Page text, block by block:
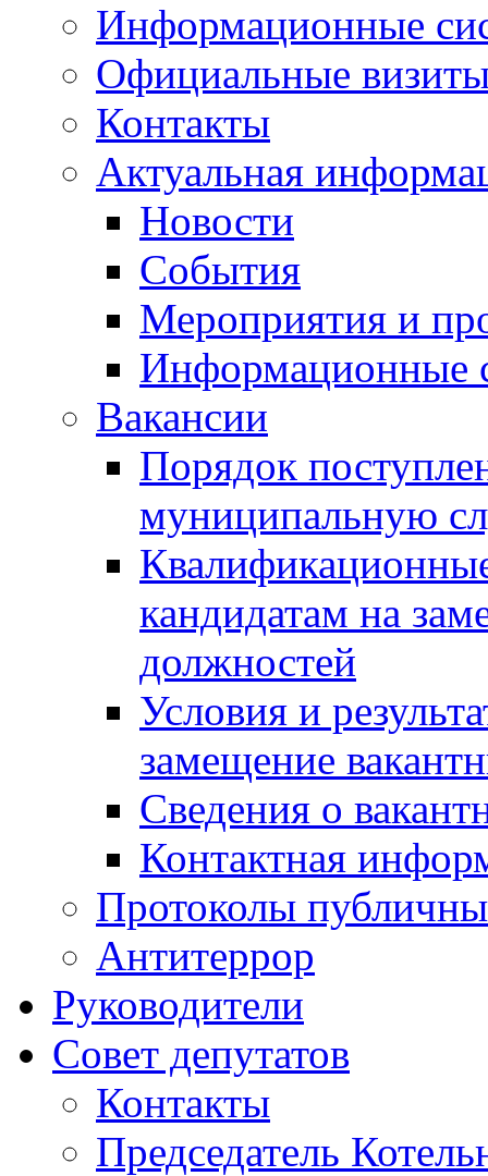
Информационные
Официальные
Контакты
Актуальная
Новости
События
Мероприятия и
Информационные
Вакансии
Порядок
муниципальную
кандидатам на
должностей
Условия и
замещение
Сведения о
Контактная
Протоколы
Антитеррор
Руководители
Совет депутатов
Контакты
Председатель